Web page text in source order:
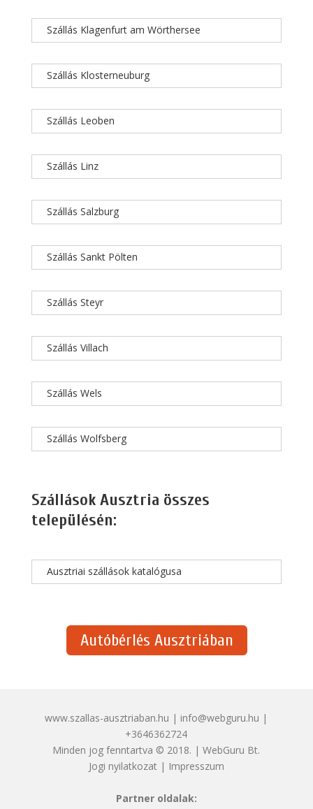
Szállás Klagenfurt am Wörthersee
Szállás Klosterneuburg
Szállás Leoben
Szállás Linz
Szállás Salzburg
Szállás Sankt Pölten
Szállás Steyr
Szállás Villach
Szállás Wels
Szállás Wolfsberg
Szállások Ausztria összes
településén:
Ausztriai szállások katalógusa
Autóbérlés Ausztriában
www.szallas-ausztriaban.hu | info@webguru.hu |
+3646362724
Minden jog fenntartva © 2018. | WebGuru Bt.
Jogi nyilatkozat| Impresszum
Partner oldalak: